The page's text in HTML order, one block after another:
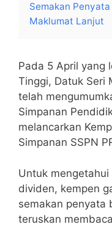
Semakan
Maklumat Lanjut
Pada 5 April yang
Tinggi, Datuk Seri
telah
Simpanan
melancarkan
Simpanan SSPN
Untuk
dividen, kempen
semakan penyata
teruskan